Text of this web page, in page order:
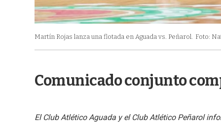
Martín Rojas lanza una flotada en Aguada vs. Peñarol. Foto:
Comunicado conjunto
El Club Atlético Aguada y el Club Atlético Peñarol